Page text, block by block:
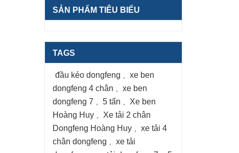
SẢN PHẨM TIÊU BIỂU
TAGS
đầu kéo dongfeng
xe ben
dongfeng 4 chân
xe ben
dongfeng 7
5 tấn
Xe ben
Hoàng Huy
Xe tải 2 chân
Dongfeng Hoàng Huy
xe tải 4
chân dongfeng
xe tải